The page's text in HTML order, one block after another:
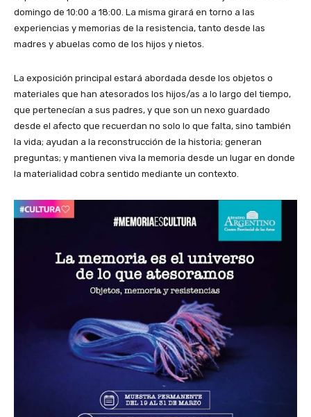
domingo de 10:00 a 18:00. La misma girará en torno a las
experiencias y memorias de la resistencia, tanto desde las
madres y abuelas como de los hijos y nietos.
La exposición principal estará abordada desde los objetos o
materiales que han atesorados los hijos/as a lo largo del tiempo,
que pertenecían a sus padres, y que son un nexo guardado
desde el afecto que recuerdan no solo lo que falta, sino también
la vida; ayudan a la reconstrucción de la historia; generan
preguntas; y mantienen viva la memoria desde un lugar en donde
la materialidad cobra sentido mediante un contexto.